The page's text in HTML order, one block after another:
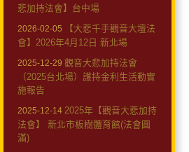
悲加持法會】台中場
2026-02-05
【大悲千手觀音大壇法
會】2026年4月12日 新北場
2025-12-29 觀音大悲加持法會
（2025台北場）護持金利生活動實
施報告
2025-12-14 2025年【觀音大悲加持
法會】 新北市板樹體育館(法會圓
滿)